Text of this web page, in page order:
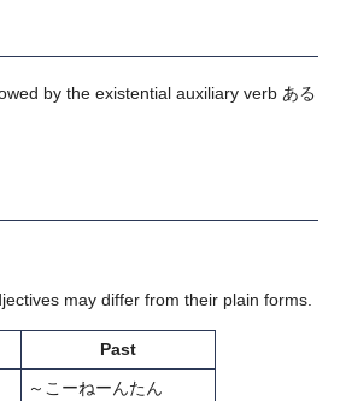
by the existential auxiliary verb ある
may differ from their plain forms.
Past
～こーねーんたん